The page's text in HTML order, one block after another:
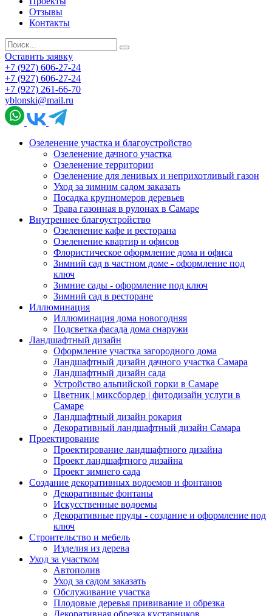
Отзывы
Контакты
Оставить заявку
+7 (927) 606-27-24
+7 (927) 606-27-24
+7 (927) 261-66-70
yblonski@mail.ru
Озеленение участка и благоустройство
Озеленение дачного участка
Озеленение территории
Озеленение для ленивых и неприхотливый газон
Уход за зимним садом заказать
Посадка крупномеров деревьев
Трава газонная в рулонах в Самаре
Внутреннее благоустройство
Озеленение кафе и ресторана
Озеленение квартир и офисов
Флористическое оформление дома и офиса
Зимний сад в частном доме - оформление под
ключ
Зимние сады - оформление под ключ
Зимний сад в ресторане
Иллюминация
Иллюминация дома новогодняя
Подсветка фасада дома снаружи
Ландшафтный дизайн
Оформление участка загородного дома
Ландшафтный дизайн дачного участка Самара
Ландшафтный дизайн сада
Устройство альпийской горки в Самаре
Цветник | миксбордер | фитодизайн услуги в
Самаре
Ландшафтный дизайн рокария
Декоративный ландшафтный дизайн Самара
Проектирование
Проектирование ландшафтного дизайна
Проект ландшафтного дизайна
Проект зимнего сада
Создание декоративных водоемов и фонтанов
Декоративные фонтаны
Искусственные водоемы
Декоративные пруды - создание и оформление под
ключ
Строительство и мебель
Изделия из дерева
Уход за участком
Автополив
Уход за садом заказать
Обслуживание участка
Плодовые деревья прививание и обрезка